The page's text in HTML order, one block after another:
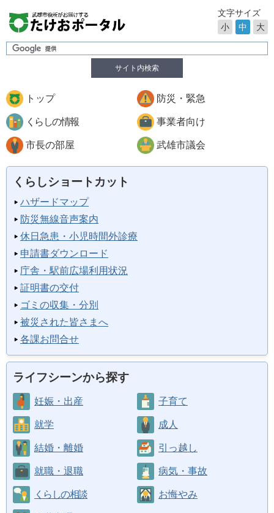
サイト内検索
文字サイズ
小
中 大
トップ 防災・緊急
くらしの情報 事業者向け
市長の部屋 武雄市議会
くらしショートカット
ハザードマップ
防災無線音声案内
休日急患・小児時間外診療
申請書ダウンロード
庁舎・駅前広場利用状況
証明書の交付
ゴミの収集・分別
被災された皆さまへ
各課お問合せ
ライフシーンから探す
妊娠・出産 子育て
就学 成人
結婚・離婚 引っ越し
就職・退職 病気・事故
くらしの相談 お悔やみ